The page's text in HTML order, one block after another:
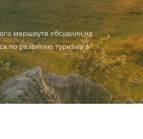
маршрута обсудили на
по развитию туризма в